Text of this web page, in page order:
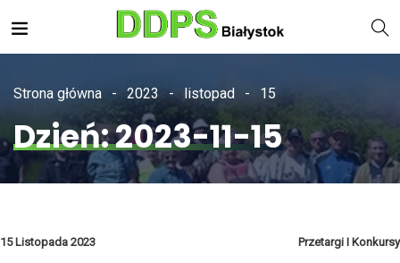
Strona główna 2023 listopad 15
Dzień:2023-11-15
15 Listopada 2023 Przetargi I Konkursy